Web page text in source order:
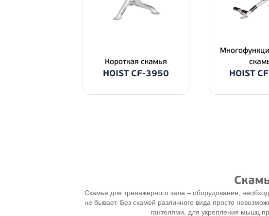
Короткая скамья
HOIST CF-3950 HOIST
Скамья для тренажерного зала – оборудование,
не бывает. Без скамей различного вида просто
гантелями, для укрепления мышц